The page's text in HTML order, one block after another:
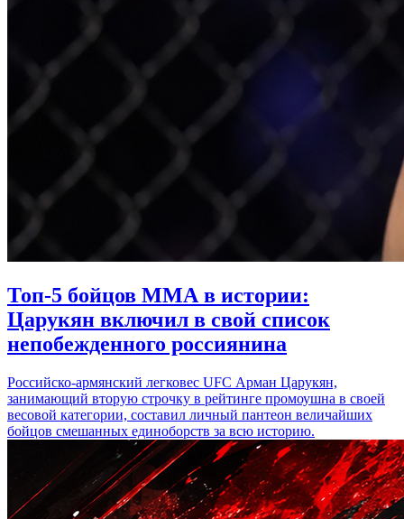
Топ-5 бойцов ММА в истории:
Царукян включил в свой список
непобежденного россиянина
Российско-армянский легковес UFC Арман Царукян,
занимающий вторую строчку в рейтинге промоушна в своей
весовой категории, составил личный пантеон величайших
бойцов смешанных единоборств за всю историю.